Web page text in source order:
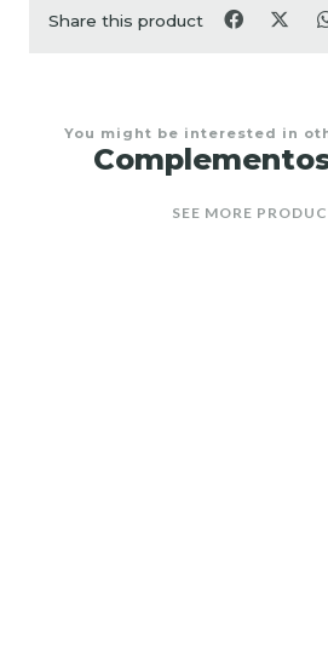
Share this product
You might be interested in
SEE MORE